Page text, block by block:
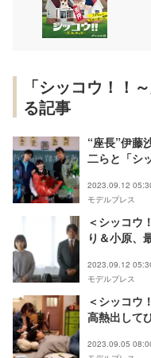
「シッコウ！！
る記事
“座長”伊藤
二らと「シ
2023.09.12
モデルプレス
＜シッコウ
り＆小原、
2023.09.12
モデルプレス
＜シッコウ
高熱出して
2023.09.05